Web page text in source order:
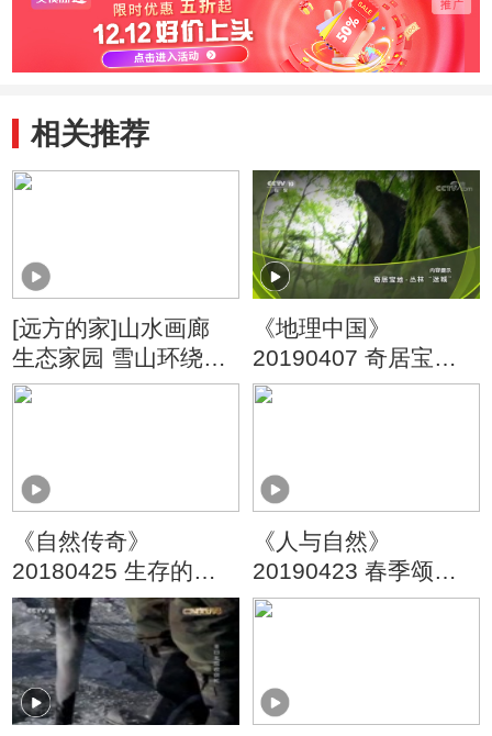
相关推荐
[远方的家]山水画廊
生态家园 雪山环绕的
自然之境
《地理中国》
20190407 奇居宝地·
丛林“迷城”
《自然传奇》
20180425 生存的启
示
《人与自然》
20190423 春季颂歌
（下）